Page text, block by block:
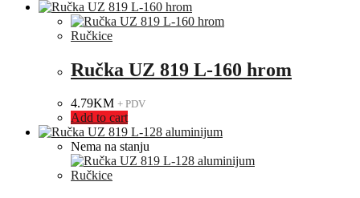
Ručkice
Ručka UZ 819 L-160 hrom
4.79KM + PDV
Add to cart
Nema na stanju
Ručkice